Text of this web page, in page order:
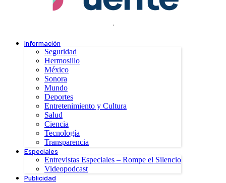
.
Información
Seguridad
Hermosillo
México
Sonora
Mundo
Deportes
Entretenimiento y Cultura
Salud
Ciencia
Tecnología
Transparencia
Especiales
Entrevistas Especiales – Rompe el Silencio
Videopodcast
Publicidad